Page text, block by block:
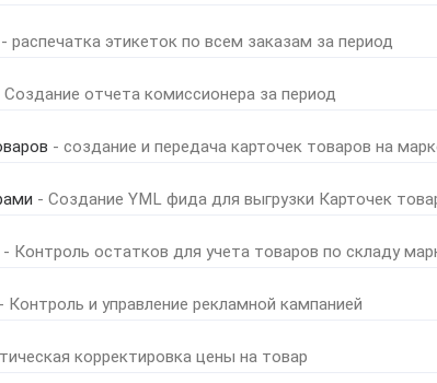
- распечатка этикеток по всем заказам за период
Создание отчета комиссионера за период
- создание и передача карточек товаров на
- Создание YML фида для выгрузки Карточек
- Контроль остатков для учета товаров по складу
- Контроль и управление рекламной кампанией
корректировка цены на товар